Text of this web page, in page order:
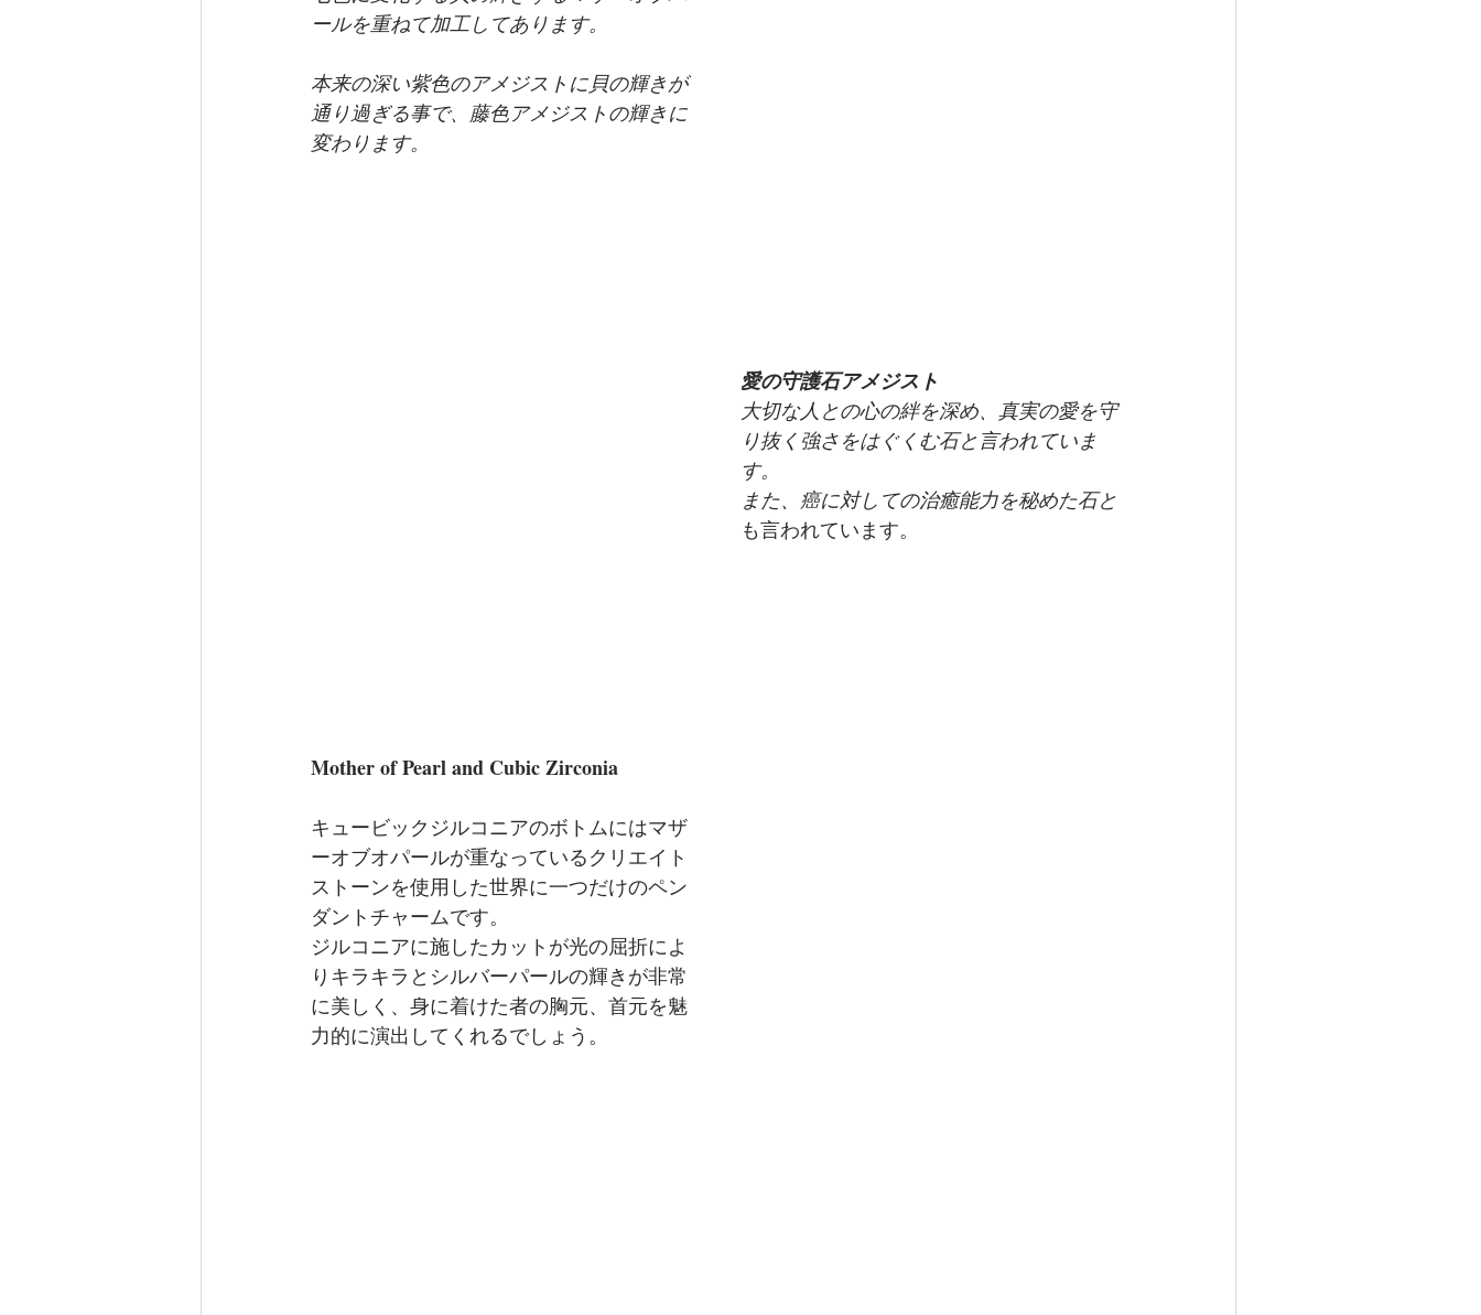
ールを重ねて加工してあります。
本来の深い紫色のアメジストに貝の輝きが
通り過ぎる事で、藤色アメジストの輝きに
変わります。
愛の守護石アメジスト
大切な人との心の絆を深め、真実の愛を守
り抜く強さをはぐくむ石と言われていま
す。
また、癌に対しての治癒能力を秘めた石と
も言われています。
Mother of Pearl and Cubic Zirconia
キュービックジルコニアのボトムにはマザ
ーオブオパールが重なっているクリエイト
ストーンを使用した世界に一つだけのペン
ダントチャームです。
ジルコニアに施したカットが光の屈折によ
りキラキラとシルバーパールの輝きが非常
に美しく、身に着けた者の胸元、首元を魅
力的に演出してくれるでしょう。